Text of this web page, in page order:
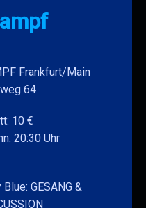
Frankfurt/Main
64
10 €
20:30 Uhr
Blue: GESANG &